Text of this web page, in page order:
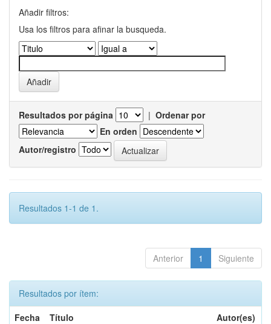
Añadir filtros:
Usa los filtros para afinar la busqueda.
Resultados por página | Ordenar por
En orden
Autor/registro
Resultados 1-1 de 1.
Anterior 1 Siguiente
Resultados por ítem:
Fecha
Título
Autor(es)